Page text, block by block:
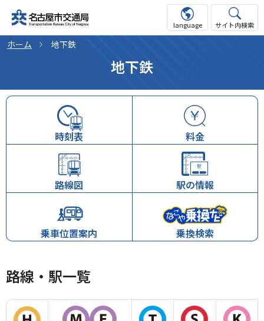
language サイト内検索
ホーム 地下鉄
地下鉄
時刻表 料金
路線図 駅の情報
乗車位置案内 乗換検索
路線・駅一覧